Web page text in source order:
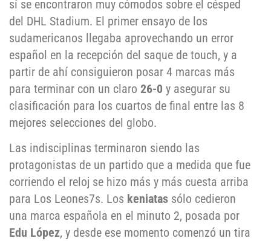
sí se encontraron muy cómodos sobre el césped
del DHL Stadium. El primer ensayo de los
sudamericanos llegaba aprovechando un error
español en la recepción del saque de touch, y a
partir de ahí consiguieron posar 4 marcas más
para terminar con un claro 26-0 y asegurar su
clasificación para los cuartos de final entre las 8
mejores selecciones del globo.
Las indisciplinas terminaron siendo las
protagonistas de un partido que a medida que fue
corriendo el reloj se hizo más y más cuesta arriba
para Los Leones7s. Los keniatas sólo cedieron
una marca española en el minuto 2, posada por
Edu López, y desde ese momento comenzó un tira